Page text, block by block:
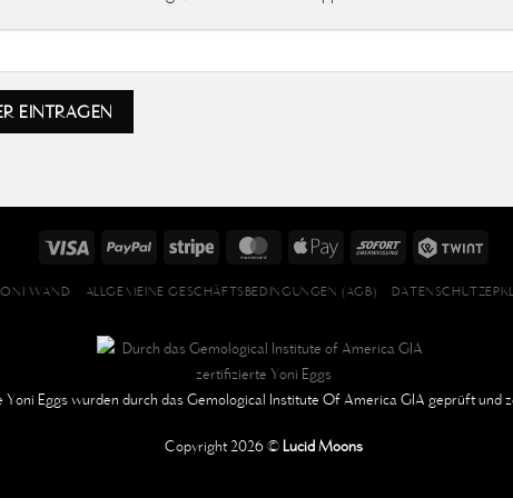
WAND ALLGEMEINE GESCHÄFTSBEDINGUNGEN (AGB)
Yoni Eggswurden durch das Gemological Institute Of America GIA geprüft und
Copyright 2026 ©Lucid Moons